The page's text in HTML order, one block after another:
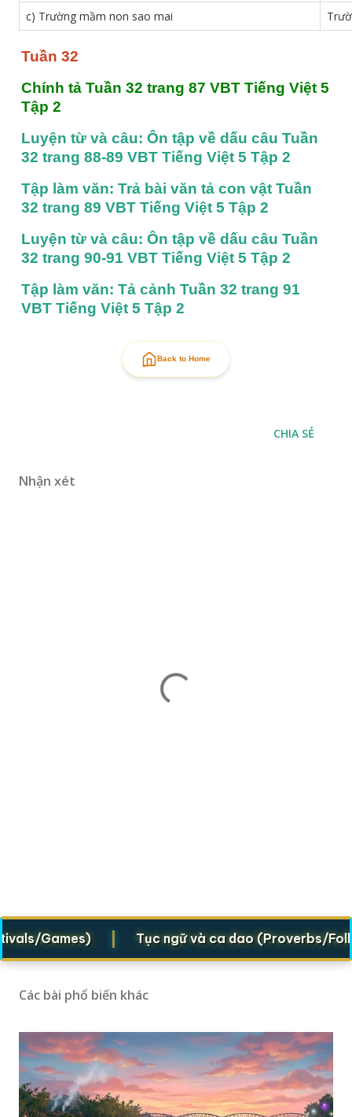
c) Trường mầm non sao mai
Tuần 32
Chính tả Tuần 32 trang 87 VBT Tiếng Việt 5
Tập 2
Luyện từ và câu: Ôn tập về dấu câu Tuần
32 trang 88-89 VBT Tiếng Việt 5 Tập 2
Tập làm văn: Trả bài văn tả con vật Tuần
32 trang 89 VBT Tiếng Việt 5 Tập 2
Luyện từ và câu: Ôn tập về dấu câu Tuần
32 trang 90-91 VBT Tiếng Việt 5 Tập 2
Tập làm văn: Tả cảnh Tuần 32 trang 91
VBT Tiếng Việt 5 Tập 2
Back to Home
CHIA SẺ
Nhận xét
Games) | Tục ngữ và ca dao (Proverbs/Folk
Các bài phổ biến khác